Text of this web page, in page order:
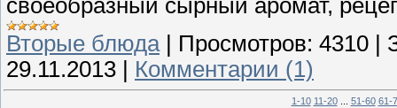
Вторые блюда | Просмотров: 4310 |
29.11.2013 | Комментарии (1)
1-10 11-20 51-60 61-